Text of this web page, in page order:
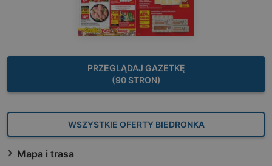
PRZEGLĄDAJ GAZETKĘ
(90 STRON)
WSZYSTKIE OFERTY BIEDRONKA
Mapa i trasa